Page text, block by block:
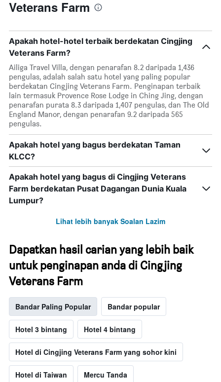
Veterans Farm
Apakah hotel-hotel terbaik berdekatan Cingjing
Veterans Farm?
Ailiga Travel Villa, dengan penarafan 8.2 daripada 1,436
pengulas, adalah salah satu hotel yang paling popular
berdekatan Cingjing Veterans Farm. Penginapan terbaik
lain termasuk Provence Rose Lodge in Ching Jing, dengan
penarafan purata 8.3 daripada 1,407 pengulas, dan The Old
England Manor, dengan penarafan 9.2 daripada 565
pengulas.
Apakah hotel yang bagus berdekatan Taman
KLCC?
Apakah hotel yang bagus di Cingjing Veterans
Farm berdekatan Pusat Dagangan Dunia Kuala
Lumpur?
Lihat lebih banyak Soalan Lazim
Dapatkan hasil carian yang lebih baik
untuk penginapan anda di Cingjing
Veterans Farm
Bandar Paling Popular Bandar popular
Hotel 3 bintang Hotel 4 bintang
Hotel di Cingjing Veterans Farm yang sohor kini
Hotel di Taiwan Mercu Tanda